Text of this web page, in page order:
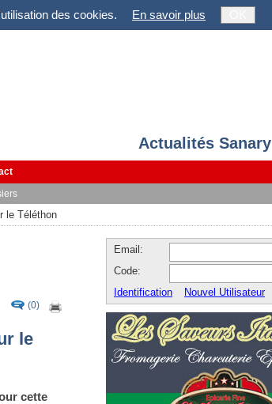
des cookies. En savoir plus
Actualités Sanary
le Téléthon
(0)
le
cette
Email:
Code:
Identification
Nouvel Utilisateur